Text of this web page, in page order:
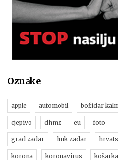
Oznake
apple automobil božidar
cjepivo dhmz eu foto
grad zadar hnk zadar
korona koronavirus košarka